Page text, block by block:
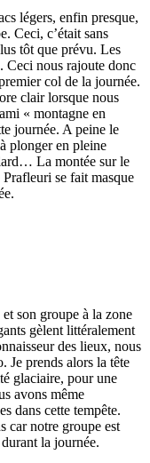
légers, enfin presque,
Ceci, c’était sans
tôt que prévu. Les
Ceci nous rajoute donc
col de la journée.
clair lorsque nous
« montagne en
journée. A peine le
plonger en pleine
La montée sur le
se fait masque
son groupe à la zone
gèlent littéralement
des lieux, nous
Je prends alors la tête
glaciaire, pour une
avons même
dans cette tempête.
car notre groupe est
la journée.